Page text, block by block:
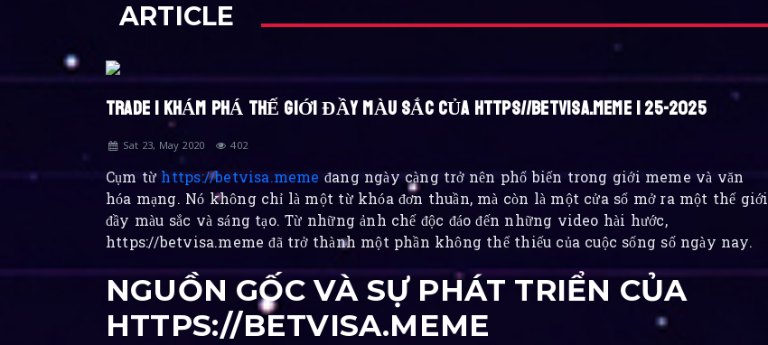
ARTICLE
TRADE | KHÁM PHÁ THẾ GIỚI ĐẦY MÀU SẮC CỦA HTTPS//BETVISA.MEME | 25-2025
Sat 23, May 2020 402
Cụm từhttps://betvisa.meme đang ngày càng trở nên phổ biến trong giới meme và văn
hóa mạng. Nó không chỉ là một từ khóa đơn thuần, mà còn là một cửa sổ mở ra một thế giới
đầy màu sắc và sáng tạo. Từ những ảnh chế độc đáo đến những video hài hước,
https://betvisa.meme đã trở thành một phần không thể thiếu của cuộc sống số ngày nay.
NGUỒN GỐC VÀ SỰ PHÁT TRIỂN CỦA
HTTPS://BETVISA.MEME